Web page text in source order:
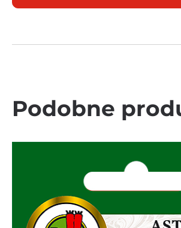
Podobne